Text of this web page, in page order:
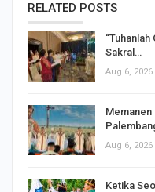
RELATED POSTS
Sakral…
Aug 6, 2026
Memanen
Aug 6, 2026
Ketika